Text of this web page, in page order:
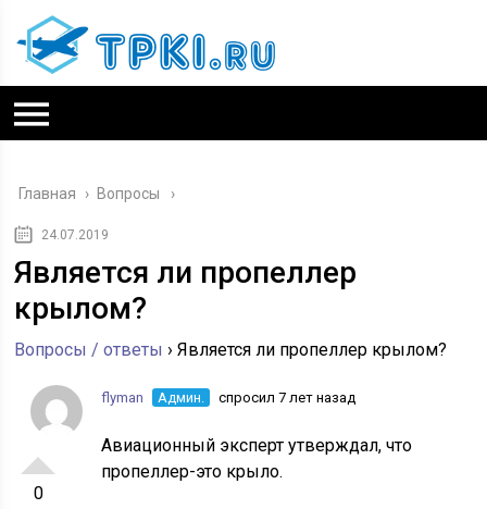
Главная › Вопросы
24.07.2019
Является ли пропеллер
крылом?
Вопросы / ответы ›Является ли пропеллер крылом?
0
flyman Админ. спросил 7 лет назад
Авиационный эксперт утверждал, что
пропеллер-это крыло.